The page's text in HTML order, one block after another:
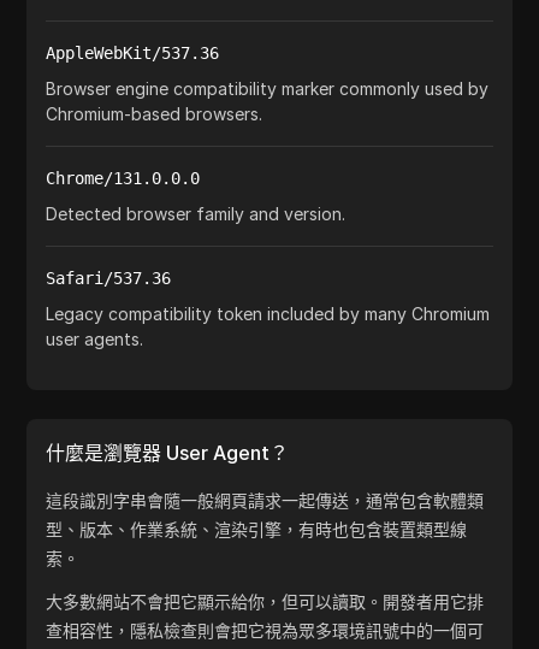
AppleWebKit/537.36
Browser engine compatibility marker commonly used by
Chromium-based browsers.
Chrome/131.0.0.0
Detected browser family and version.
Safari/537.36
Legacy compatibility token included by many Chromium
user agents.
什麼是瀏覽器 User Agent？
這段識別字串會隨一般網頁請求一起傳送，通常包含軟體類
型、版本、作業系統、渲染引擎，有時也包含裝置類型線
索。
大多數網站不會把它顯示給你，但可以讀取。開發者用它排
查相容性，隱私檢查則會把它視為眾多環境訊號中的一個可